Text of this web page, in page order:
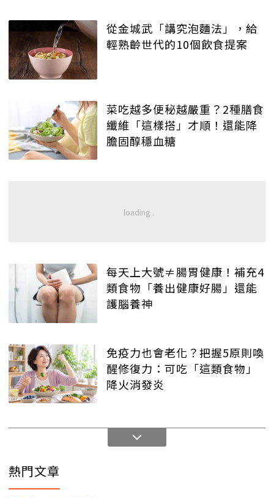
從金城武「講究泡麵法」，給
輕熟齡世代的10個飲食提案
菜吃越多便秘越嚴重？2種膳食
纖維「這樣搭」才順！還能降
膽固醇穩血糖
每天上大號≠腸胃健康！補充4
類食物「養出健康好腸」還能
護腦養神
免疫力也會老化？把握5原則喚
醒修復力：可吃「這類食物」
降火消發炎
熱門文章